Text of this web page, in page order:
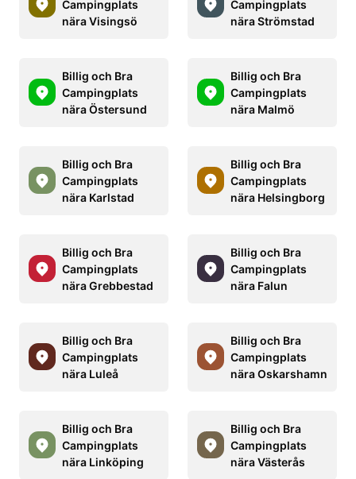
Campingplats
nära Visingsö
Campingplats
nära Strömstad
Billig och Bra
Campingplats
nära Östersund
Billig och Bra
Campingplats
nära Malmö
Billig och Bra
Campingplats
nära Karlstad
Billig och Bra
Campingplats
nära Helsingborg
Billig och Bra
Campingplats
nära Grebbestad
Billig och Bra
Campingplats
nära Falun
Billig och Bra
Campingplats
nära Luleå
Billig och Bra
Campingplats
nära Oskarshamn
Billig och Bra
Campingplats
nära Linköping
Billig och Bra
Campingplats
nära Västerås